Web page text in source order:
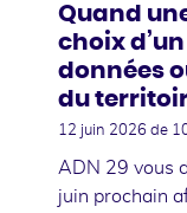
Quand
choix
données
du
12 juin 2026 de
ADN 29 vous
juin prochain